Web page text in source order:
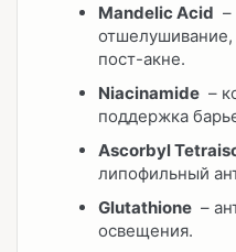
Mandelic Acid –
отшелушивание,
пост-акне.
Niacinamide –
поддержка
Ascorbyl
липофильный
Glutathione –
освещения.